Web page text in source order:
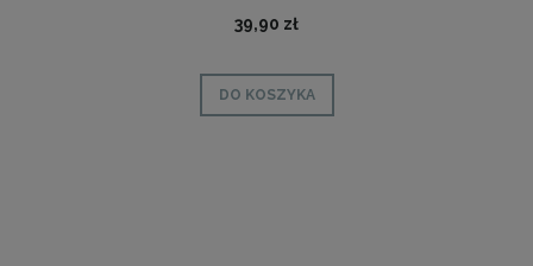
39,90 zł
DO KOSZYKA